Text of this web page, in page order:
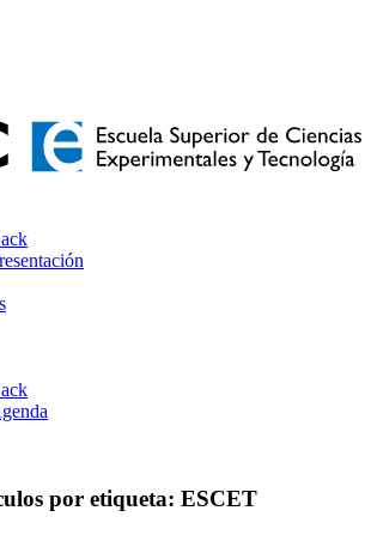
por etiqueta: ESCET